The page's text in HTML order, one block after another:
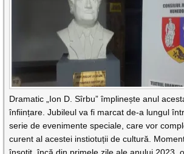
Dramatic „Ion D. Sîrbu” împlinește anul
înființare. Jubileul va fi marcat de-a lungul
serie de evenimente speciale, care vor
curent al acestei instiotuții de cultură.